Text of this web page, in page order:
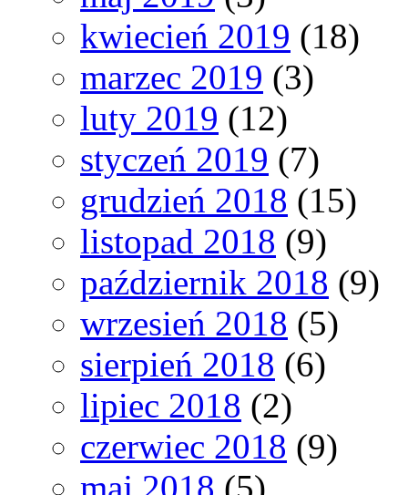
kwiecień 2019 (18)
marzec 2019 (3)
luty 2019 (12)
styczeń 2019 (7)
grudzień 2018 (15)
listopad 2018 (9)
październik 2018 (9)
wrzesień 2018 (5)
sierpień 2018 (6)
lipiec 2018 (2)
czerwiec 2018 (9)